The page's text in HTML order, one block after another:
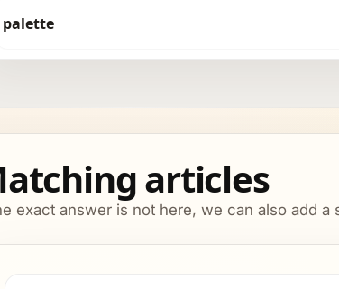
articles
exact answer is not here, we can also add a